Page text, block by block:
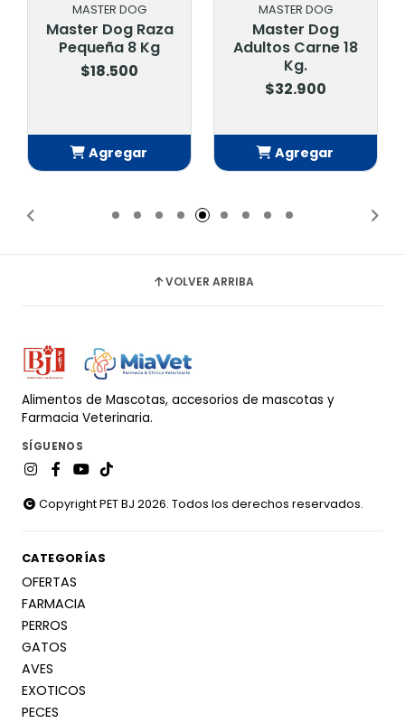
MASTER DOG
Master Dog
Adultos Carne 18
Kg.
Agregar
INABA
Churu Pollo Con
Queso 4 U X 14 Gr
(56 Gr) Usd614
$2.300
Agregar
VOLVER ARRIBA
Alimentos de Mascotas, accesorios de mascotas y
Farmacia Veterinaria.
SÍGUENOS
Copyright PET BJ 2026. Todos los derechos reservados.
CATEGORÍAS
OFERTAS
FARMACIA
PERROS
GATOS
AVES
EXOTICOS
PECES